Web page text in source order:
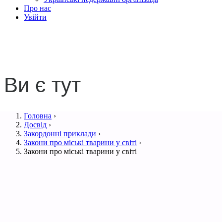
Про нас
Увійти
Ви є тут
Головна ›
Досвід ›
Закордонні приклади ›
Закони про міські тварини у світі ›
Закони про міські тварини у світі